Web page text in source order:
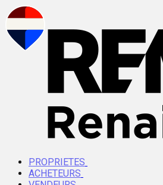
PROPRIETES
ACHETEURS